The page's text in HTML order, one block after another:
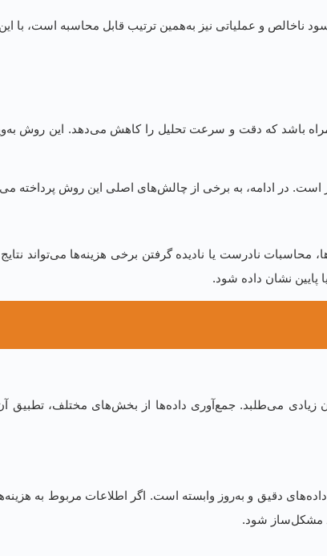
باشد که دقت و سرعت تحلیل را کاهش می‌دهد. این روش
است. در ادامه، به برخی از چالش‌های اصلی این روش پرداخته
نادرست یا نادیده گرفتن برخی هزینه‌ها می‌تواند
نشان داده شود.
می‌طلبد. جمع‌آوری داده‌ها از بخش‌های مختلف، تطبیق
دقیق و به‌روز وابسته است. اگر اطلاعات مربوط به
مشکل‌ساز شود.